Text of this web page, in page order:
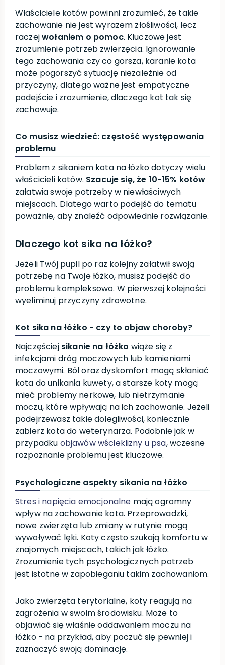
Właściciele kotów powinni zrozumieć, że takie
zachowanie nie jest wyrazem złośliwości, lecz
raczejwołaniem o pomoc. Kluczowe jest
zrozumienie potrzeb zwierzęcia. Ignorowanie
tego zachowania czy co gorsza, karanie kota
może pogorszyć sytuację niezależnie od
przyczyny, dlatego ważne jest empatyczne
podejście i zrozumienie, dlaczego kot tak się
zachowuje.
Co musisz wiedzieć: częstość występowania
problemu
Problem z sikaniem kota na łóżko dotyczy wielu
właścicieli kotów. Szacuje się, że 10-15% kotów
załatwia swoje potrzeby w niewłaściwych
miejscach. Dlatego warto podejść do tematu
poważnie, aby znaleźć odpowiednie rozwiązanie.
Dlaczego kot sika na łóżko?
Jeżeli Twój pupil po raz kolejny załatwił swoją
potrzebę na Twoje łóżko, musisz podejść do
problemu kompleksowo. W pierwszej kolejności
wyeliminuj przyczyny zdrowotne.
Kot sika na łóżko - czy to objaw choroby?
Najczęściej sikanie na łóżko wiąże się z
infekcjami dróg moczowych lub kamieniami
moczowymi. Ból oraz dyskomfort mogą skłaniać
kota do unikania kuwety, a starsze koty mogą
mieć problemy nerkowe, lub nietrzymanie
moczu, które wpływają na ich zachowanie. Jeżeli
podejrzewasz takie dolegliwości, koniecznie
zabierz kota do weterynarza. Podobnie jak w
przypadku objawów wścieklizny u psa, wczesne
rozpoznanie problemu jest kluczowe.
Psychologiczne aspekty sikania na łóżko
Stres i napięcia emocjonalne mają ogromny
wpływ na zachowanie kota. Przeprowadzki,
nowe zwierzęta lub zmiany w rutynie mogą
wywoływać lęki. Koty często szukają komfortu w
znajomych miejscach, takich jak łóżko.
Zrozumienie tych psychologicznych potrzeb
jest istotne w zapobieganiu takim zachowaniom.
Jako zwierzęta terytorialne, koty reagują na
zagrożenia w swoim środowisku. Może to
objawiać się właśnie oddawaniem moczu na
łóżko - na przykład, aby poczuć się pewniej i
zaznaczyć swoją dominację.